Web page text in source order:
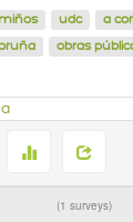
udc
a
obras
1 surveys